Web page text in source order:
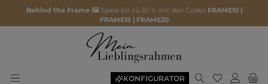
Behind the Frame 🖼️ Spare bis zu 20 % mit den Codes FRAME10 |
FRAME15 | FRAME20
KONFIGURATOR Du hast 0